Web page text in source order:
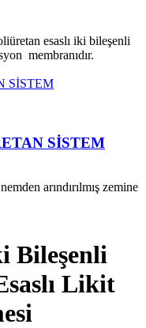
esaslı iki bileşenli
membranıdır.
SİSTEM
arındırılmış zemine
Bileşenli
Likit